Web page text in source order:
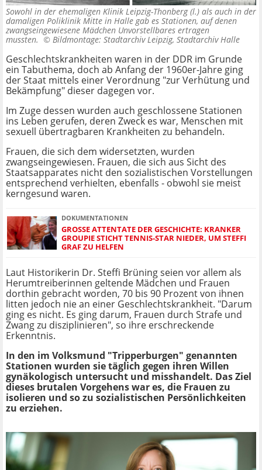
Sowohl in der ehemaligen Klinik Leipzig-Thonberg (l.) als auch in der
damaligen Poliklinik Mitte in Halle gab es Stationen, auf denen
zwangseingewiesene Mädchen Unvorstellbares ertragen
mussten. © Bildmontage: Stadtarchiv Leipzig, Stadtarchiv Halle
Geschlechtskrankheiten waren in der DDR im Grunde
ein Tabuthema, doch ab Anfang der 1960er-Jahre ging
der Staat mittels einer Verordnung "zur Verhütung und
Bekämpfung" dieser dagegen vor.
Im Zuge dessen wurden auch geschlossene Stationen
ins Leben gerufen, deren Zweck es war, Menschen mit
sexuell übertragbaren Krankheiten zu behandeln.
Frauen, die sich dem widersetzten, wurden
zwangseingewiesen. Frauen, die sich aus Sicht des
Staatsapparates nicht den sozialistischen Vorstellungen
entsprechend verhielten, ebenfalls - obwohl sie meist
kerngesund waren.
DOKUMENTATIONEN
GROSSE ATTENTATE DER GESCHICHTE: KRANKER G
ROUPIE STICHT TENNIS-STAR NIEDER, UM STEFFI G
RAF ZU HELFEN
Laut Historikerin Dr. Steffi Brüning seien vor allem als
Herumtreiberinnen geltende Mädchen und Frauen
dorthin gebracht worden, 70 bis 90 Prozent von ihnen
litten jedoch nie an einer Geschlechtskrankheit. "Darum
ging es nicht. Es ging darum, Frauen durch Strafe und
Zwang zu disziplinieren", so ihre erschreckende
Erkenntnis.
In den im Volksmund "Tripperburgen" genannten
Stationen wurden sie täglich gegen ihren Willen
gynäkologisch untersucht und misshandelt. Das Ziel
dieses brutalen Vorgehens war es, die Frauen zu
isolieren und so zu sozialistischen Persönlichkeiten
zu erziehen.